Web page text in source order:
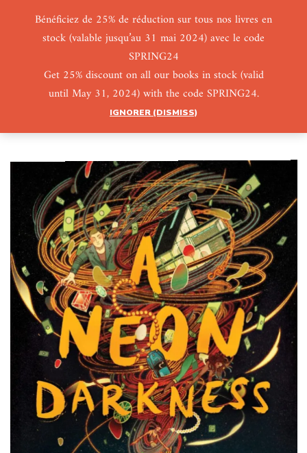
Bénéficiez de 25% de réduction sur tous nos livres en
stock (valable jusqu’au 31 mai 2024) avec le code
SPRING24
Get 25% discount on all our books in stock (valid
until May 31, 2024) with the code SPRING24.
IGNORER (DISMISS)
0 0